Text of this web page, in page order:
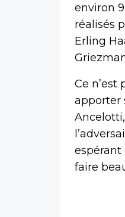
environ
réalisés
Erling
Ce
apporter
espérant
faire